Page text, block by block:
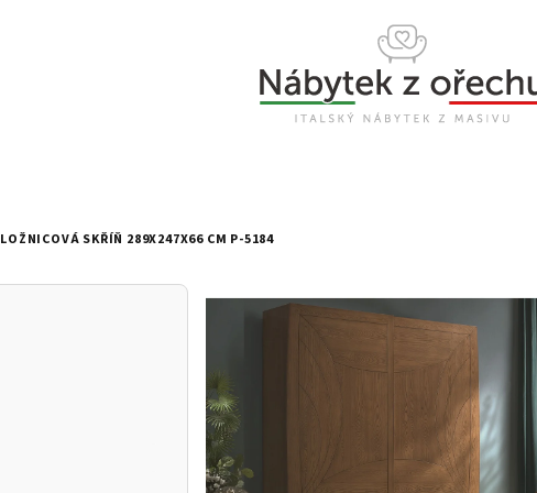
LOŽNICOVÁ SKŘÍŇ 289X247X66 CM P-5184